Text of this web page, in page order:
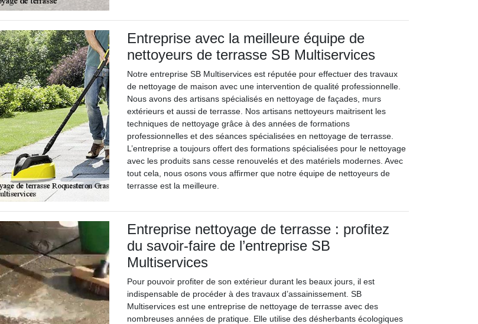
Entreprise avec la meilleure équipe de
nettoyeurs de terrasse SB Multiservices
Notre entreprise SB Multiservices est réputée pour effectuer des travaux
de nettoyage de maison avec une intervention de qualité professionnelle.
Nous avons des artisans spécialisés en nettoyage de façades, murs
extérieurs et aussi de terrasse. Nos artisans nettoyeurs maitrisent les
techniques de nettoyage grâce à des années de formations
professionnelles et des séances spécialisées en nettoyage de terrasse.
L’entreprise a toujours offert des formations spécialisées pour le nettoyage
avec les produits sans cesse renouvelés et des matériels modernes. Avec
tout cela, nous osons vous affirmer que notre équipe de nettoyeurs de
terrasse est la meilleure.
Entreprise nettoyage de terrasse : profitez
du savoir-faire de l’entreprise SB
Multiservices
Pour pouvoir profiter de son extérieur durant les beaux jours, il est
indispensable de procéder à des travaux d’assainissement. SB
Multiservices est une entreprise de nettoyage de terrasse avec des
nombreuses années de pratique. Elle utilise des désherbants écologiques